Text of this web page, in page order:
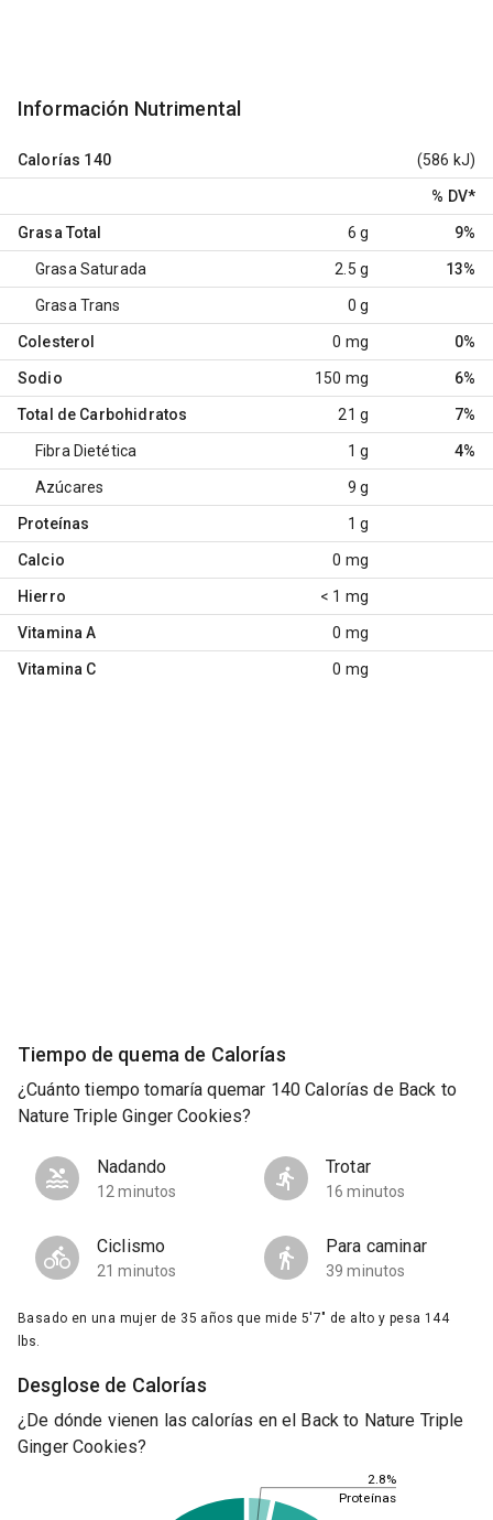
Información Nutrimental
Calorías 140 (586 kJ)
% DV*
Grasa Total 6 g 9%
Grasa Saturada 2.5 g 13%
Grasa Trans 0 g
Colesterol 0 mg 0%
Sodio 150 mg 6%
Total de Carbohidratos 21 g 7%
Fibra Dietética 1 g 4%
Azúcares 9 g
Proteínas 1 g
Calcio 0 mg
Hierro < 1 mg
Vitamina A 0 mg
Vitamina C 0 mg
Tiempo de quema de Calorías
¿Cuánto tiempo tomaría quemar 140 Calorías de Back to
Nature Triple Ginger Cookies?
Nadando
12 minutos
Trotar
16 minutos
Ciclismo
21 minutos
Para caminar
39 minutos
Basado en una mujer de 35 años que mide 5'7" de alto y pesa 144
lbs.
Desglose de Calorías
¿De dónde vienen las calorías en el Back to Nature Triple
Ginger Cookies?
2.8%
Proteínas